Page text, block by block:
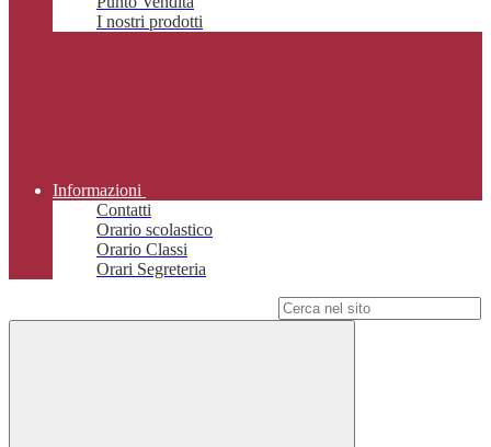
I nostri prodotti
Informazioni
Contatti
Orario scolastico
Orario Classi
Orari Segreteria